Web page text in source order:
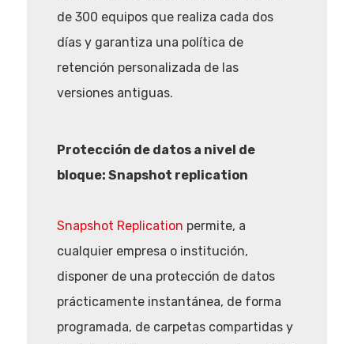
de 300 equipos que realiza cada dos
días y garantiza una política de
retención personalizada de las
versiones antiguas.
Protección de datos a nivel de
bloque: Snapshot replication
Snapshot Replication permite, a
cualquier empresa o institución,
disponer de una protección de datos
prácticamente instantánea, de forma
programada, de carpetas compartidas y
Noticias
Quiénes